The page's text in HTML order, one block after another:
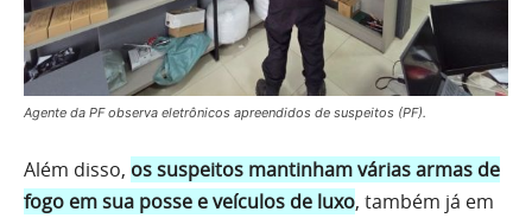
Agente da PF observa eletrônicos apreendidos de suspeitos (PF).
Além disso, os suspeitos mantinham várias armas de
fogo em sua posse e veículos de luxo, também já em